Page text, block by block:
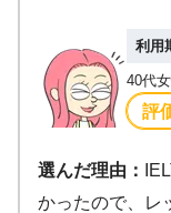
利用
40代
評
選んだ理由：
かったので、レ